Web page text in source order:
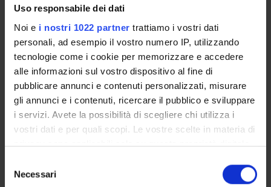
Uso responsabile dei dati
Noi e i nostri 1022 partner trattiamo i vostri dati
personali, ad esempio il vostro numero IP, utilizzando
tecnologie come i cookie per memorizzare e accedere
alle informazioni sul vostro dispositivo al fine di
pubblicare annunci e contenuti personalizzati, misurare
gli annunci e i contenuti, ricercare il pubblico e sviluppare
i servizi. Avete la possibilità di scegliere chi utilizza i
vostri dati e per quali scopi. Le vostre scelte in materia di
privacy sono applicabili solo su questa proprietà digitale
modificare o revocare il proprio consenso in qualsiasi
delNecessari
SECTIONS
Section of Psychiatry and Clinical Psychology
ACTIVITIES